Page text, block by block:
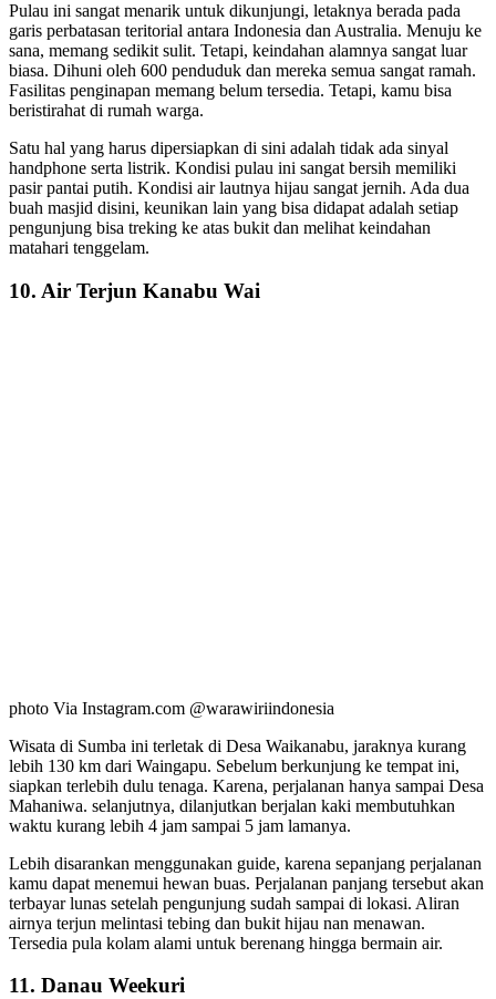
Pulau ini sangat menarik untuk dikunjungi, letaknya berada pada
garis perbatasan teritorial antara Indonesia dan Australia. Menuju ke
sana, memang sedikit sulit. Tetapi, keindahan alamnya sangat luar
biasa. Dihuni oleh 600 penduduk dan mereka semua sangat ramah.
Fasilitas penginapan memang belum tersedia. Tetapi, kamu bisa
beristirahat di rumah warga.
Satu hal yang harus dipersiapkan di sini adalah tidak ada sinyal
handphone serta listrik. Kondisi pulau ini sangat bersih memiliki
pasir pantai putih. Kondisi air lautnya hijau sangat jernih. Ada dua
buah masjid disini, keunikan lain yang bisa didapat adalah setiap
pengunjung bisa treking ke atas bukit dan melihat keindahan
matahari tenggelam.
10. Air Terjun Kanabu Wai
photo Via Instagram.com @warawiriindonesia
Wisata di Sumba ini terletak di Desa Waikanabu, jaraknya kurang
lebih 130 km dari Waingapu. Sebelum berkunjung ke tempat ini,
siapkan terlebih dulu tenaga. Karena, perjalanan hanya sampai Desa
Mahaniwa. selanjutnya, dilanjutkan berjalan kaki membutuhkan
waktu kurang lebih 4 jam sampai 5 jam lamanya.
Lebih disarankan menggunakan guide, karena sepanjang perjalanan
kamu dapat menemui hewan buas. Perjalanan panjang tersebut akan
terbayar lunas setelah pengunjung sudah sampai di lokasi. Aliran
airnya terjun melintasi tebing dan bukit hijau nan menawan.
Tersedia pula kolam alami untuk berenang hingga bermain air.
11. Danau Weekuri